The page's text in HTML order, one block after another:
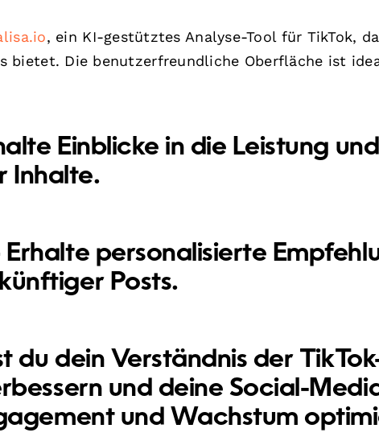
, ein KI-gestütztes Analyse-Tool für TikTok,
bietet. Die benutzerfreundliche Oberfläche ist
Einblicke in die Leistung
Inhalte.
Erhalte personalisierte
Posts.
du dein Verständnis der
und deine Social-
und Wachstum